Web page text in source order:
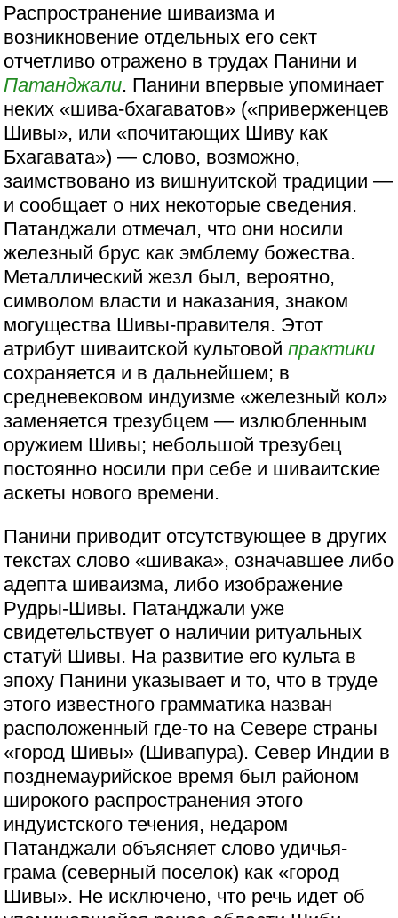
Распространение шиваизма и
возникновение отдельных его сект
отчетливо отражено в трудах Панини и
Патанджали. Панини впервые упоминает
неких «шива-бхагаватов» («приверженцев
Шивы», или «почитающих Шиву как
Бхагавата») — слово, возможно,
заимствовано из вишнуитской традиции —
и сообщает о них некоторые сведения.
Патанджали отмечал, что они носили
железный брус как эмблему божества.
Металлический жезл был, вероятно,
символом власти и наказания, знаком
могущества Шивы-правителя. Этот
атрибут шиваитской культовойпрактики
сохраняется и в дальнейшем; в
средневековом индуизме «железный кол»
заменяется трезубцем — излюбленным
оружием Шивы; небольшой трезубец
постоянно носили при себе и шиваитские
аскеты нового времени.
Панини приводит отсутствующее в других
текстах слово «шивака», означавшее либо
адепта шиваизма, либо изображение
Рудры-Шивы. Патанджали уже
свидетельствует о наличии ритуальных
статуй Шивы. На развитие его культа в
эпоху Панини указывает и то, что в труде
этого известного грамматика назван
расположенный где-то на Севере страны
«город Шивы» (Шивапура). Север Индии в
позднемаурийское время был районом
широкого распространения этого
индуистского течения, недаром
Патанджали объясняет слово удичья-
грама (северный поселок) как «город
Шивы». Не исключено, что речь идет об